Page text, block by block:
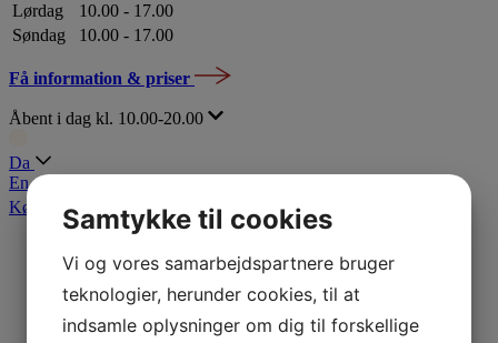
Lørdag
10.00 - 17.00
Søndag
10.00 - 17.00
Få information & priser
Åbent i dag kl. 10.00-20.00
Da
En
Køb billetSamtykke til cookies
Vi og vores samarbejdspartnere bruger
teknologier, herunder cookies, til at
indsamle oplysninger om dig til forskellige